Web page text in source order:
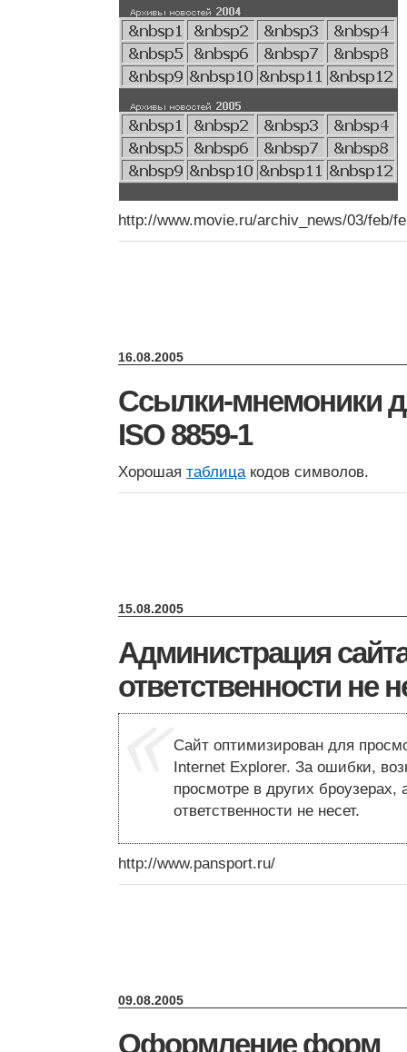
http://www.movie.ru/archiv_news/03/feb/
16.08.2005
Ссылки-мнемоники
ISO 8859-1
Хорошая таблицакодов символов.
15.08.2005
Администрация
ответственности не
Сайт оптимизирован для
Internet Explorer. За ошибки,
просмотре в других
ответственности не несет.
http://www.pansport.ru/
09.08.2005
Оформление форм